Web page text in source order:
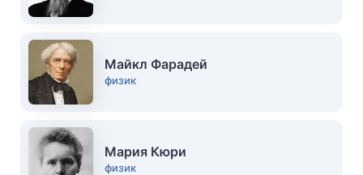
Майкл Фарадей
физик
Мария Кюри
физик